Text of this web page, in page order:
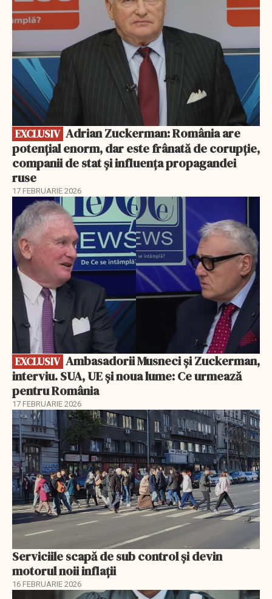
EXCLUSIV
potențial enorm, dar este frânată de corupție,
companii de stat și influența propagandei
ruse
17 FEBRUARIE 2026
EXCLUSIV
EXCLUSIV
interviu. SUA, UE și noua lume: Ce urmează
pentru România
17 FEBRUARIE 2026
Serviciile scapă de sub control și devin
motorul noii inflații
16 FEBRUARIE 2026